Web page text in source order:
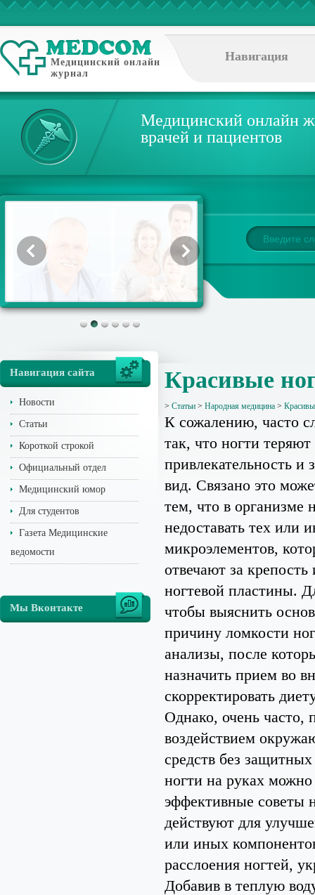
Медицинский онлайн
журнал
Навигация
Медицинский онлайн
врачей и пациентов
Навигация сайта
Новости
Статьи
Короткой строкой
Официальный отдел
Медицинский юмор
Для студентов
Газета Медицинские
ведомости
Мы Вконтакте
Красивые
> Статьи > Народная медицина >
К сожалению, часто
так, что ногти
привлекательность и
вид. Связано это
тем, что в организме
недоставать тех или
микроэлементов,
отвечают за крепость
ногтевой пластины.
чтобы выяснить
причину ломкости
анализы, после
назначить прием во
скорректировать
Однако, очень часто,
воздействием
средств без
ногти на руках
эффективные советы
действуют для
или иных
расслоения ногтей,
Добавив в теплую